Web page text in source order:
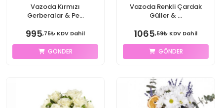
Vazoda Kırmızı
Gerberalar & Pe...
995,75₺ KDV Dahil
GÖNDER
Vazoda Renkli Çardak
Güller & ...
1065,59₺ KDV Dahil
GÖNDER